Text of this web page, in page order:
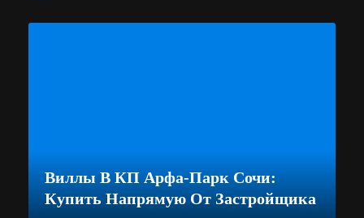
Виллы В КП Арфа-Парк Сочи:
Купить Напрямую От Застройщика